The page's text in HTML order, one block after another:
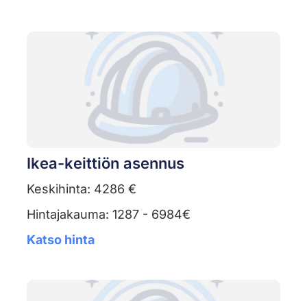
Ikea-keittiön asennus
Keskihinta: 4286 €
Hintajakauma: 1287 - 6984€
Katso hinta